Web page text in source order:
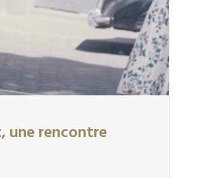
une rencontre